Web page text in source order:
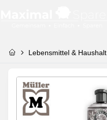
Lebensmittel & Haushalt